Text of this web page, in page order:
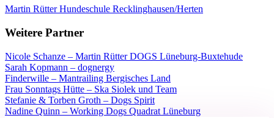
Martin Rütter Hundeschule Recklinghausen/Herten
Weitere Partner
Nicole Schanze – Martin Rütter DOGS Lüneburg-Buxtehude
Sarah Kopmann – dognergy
Finderwille – Mantrailing Bergisches Land
Frau Sonntags Hütte – Ska Siolek und Team
Stefanie & Torben Groth – Dogs Spirit
Nadine Quinn – Working Dogs Quadrat Lüneburg